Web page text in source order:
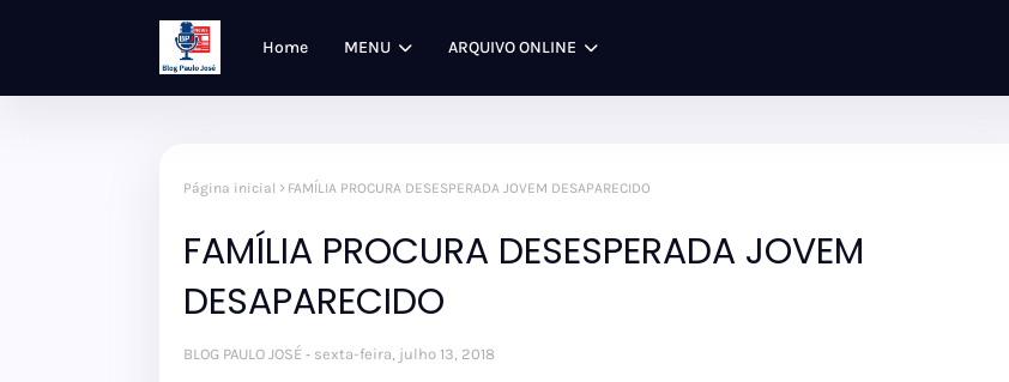
Home MENU ARQUIVO ONLINE
Página inicial FAMÍLIA PROCURA DESESPERADA JOVEM DESAPARECIDO
FAMÍLIA PROCURA DESESPERADA JOVEM
DESAPARECIDO
BLOG PAULO JOSÉ sexta-feira, julho 13, 2018